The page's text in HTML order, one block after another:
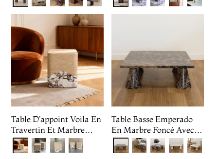
Table D'appoint Voila En
Travertin Et Marbre
Calacatta
Table Basse Emperado
En Marbre Foncé Avec
Quatre Pieds
Cylindriques